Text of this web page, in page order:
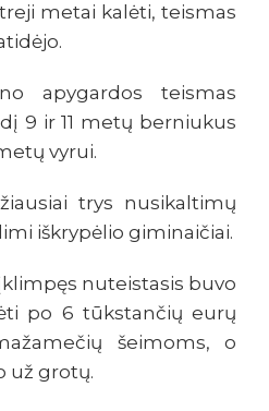
metai kalėti, teismas
apygardos teismas
9 ir 11 metų berniukus
vyrui.
trys nusikaltimų
iškrypėlio giminaičiai.
nuteistasis buvo
po 6 tūkstančių eurų
šeimoms, o
už grotų.